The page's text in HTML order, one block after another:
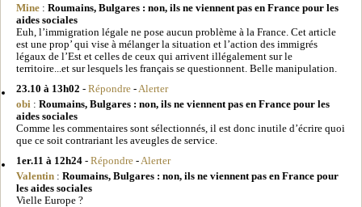
Mine : Roumains, Bulgares : non, ils ne viennent pas en France pour les
aides sociales
Euh, l’immigration légale ne pose aucun problème à la France. Cet article
est une prop’ qui vise à mélanger la situation et l’action des immigrés
légaux de l’Est et celles de ceux qui arrivent illégalement sur le
territoire...et sur lesquels les français se questionnent. Belle manipulation.
23.10 à 13h02 - Répondre - Alerter
obi : Roumains, Bulgares : non, ils ne viennent pas en France pour les
aides sociales
Comme les commentaires sont sélectionnés, il est donc inutile d’écrire quoi
que ce soit contrariant les aveugles de service.
1er.11 à 12h24 - Répondre - Alerter
Valentin : Roumains, Bulgares : non, ils ne viennent pas en France pour
les aides sociales
Vielle Europe ?